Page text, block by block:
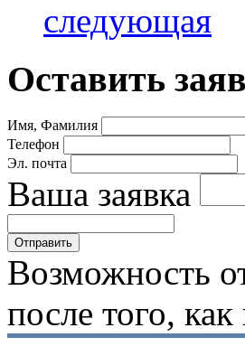
следующая
Оставить
Имя, Фамилия
Телефон
Эл. почта
Ваша заявка
Возможность
после того,